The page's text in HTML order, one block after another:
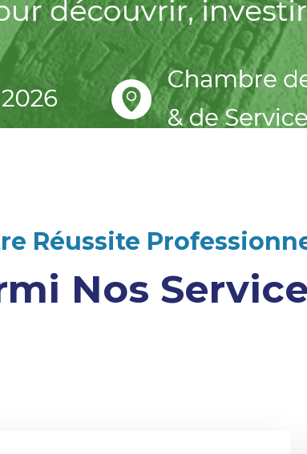
Réussite
Nos